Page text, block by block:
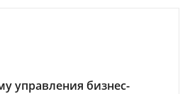
управления бизнес-